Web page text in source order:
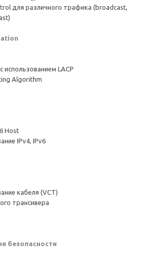
для различного трафика (broadcast,
использованием LACP
Algorithm
Host
IPv4, IPv6
кабеля (VCT)
трансивера
безопасности